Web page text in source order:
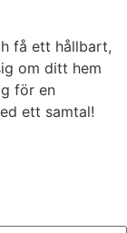
få ett hållbart,
om ditt hem
för en
ett samtal!